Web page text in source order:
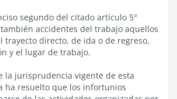
segundo del citado artículo 5°
accidentes del trabajo aquellos
trayecto directo, de ida o de regreso,
y el lugar de trabajo.
la jurisprudencia vigente de esta
ha resuelto que los infortunios